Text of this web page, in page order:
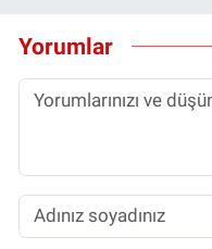
Yorumlar